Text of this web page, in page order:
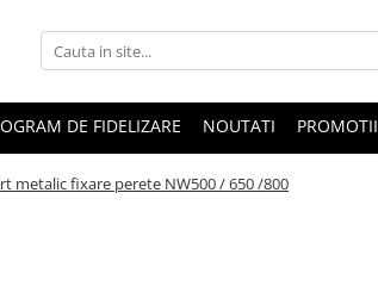
DE FIDELIZARE NOUTATI PROMOTII
metalic fixare perete NW500 / 650 /800